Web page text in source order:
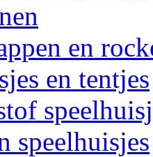
en
en tentjes
speelhuisjes